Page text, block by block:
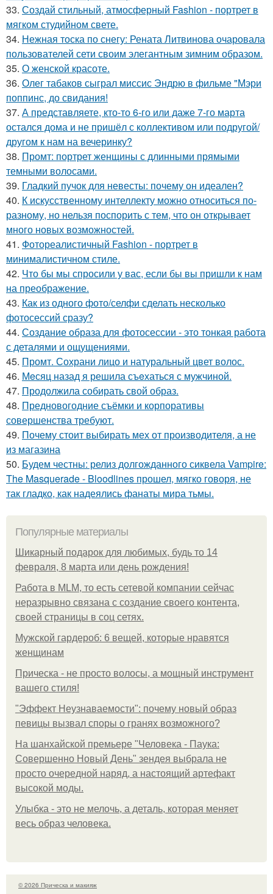
33. Создай стильный, атмосферный Fashion - портрет в
мягком студийном свете.
34. Нежная тоска по снегу: Рената Литвинова очаровала
пользователей сети своим элегантным зимним образом.
35. О женской красоте.
36. Олег табаков сыграл миссис Эндрю в фильме "Мэри
поппинс, до свидания!
37. А представляете, кто-то 6-го или даже 7-го марта
остался дома и не пришёл с коллективом или подругой/
другом к нам на вечеринку?
38. Промт: портрет женщины с длинными прямыми
темными волосами.
39. Гладкий пучок для невесты: почему он идеален?
40. К искусственному интеллекту можно относиться по-
разному, но нельзя поспорить с тем, что он открывает
много новых возможностей.
41. Фотореалистичный Fashion - портрет в
минималистичном стиле.
42. Что бы мы спросили у вас, если бы вы пришли к нам
на преображение.
43. Как из одного фото/селфи сделать несколько
фотосессий сразу?
44. Создание образа для фотосессии - это тонкая работа
с деталями и ощущениями.
45. Промт. Сохрани лицо и натуральный цвет волос.
46. Мeсяц назад я решила съeхаться с мужчиной.
47. Продолжила собирать свой образ.
48. Предновогодние съёмки и корпоративы
совершенства требуют.
49. Почему стоит выбирать мех от производителя, а не
из магазина
50. Будем честны: релиз долгожданного сиквела Vampire:
The Masquerade - Bloodlines прошел, мягко говоря, не
так гладко, как надеялись фанаты мира тьмы.
Популярные материалы
Шикарный подарок для любимых, будь то 14
февраля, 8 марта или день рождения!
Работа в MLM, то есть сетевой компании сейчас
неразрывно связана с создание своего контента,
своей страницы в соц сетях.
Мужской гардероб: 6 вещей, которые нравятся
женщинам
Прическа - не просто волосы, а мощный инструмент
вашего стиля!
"Эффект Неузнаваемости": почему новый образ
певицы вызвал споры о гранях возможного?
На шанхайской премьере "Человека - Паука:
Совершенно Новый День" зендея выбрала не
просто очередной наряд, а настоящий артефакт
высокой моды.
Улыбка - это не мелочь, а деталь, которая меняет
весь образ человека.
© 2026 Прическа и макияж